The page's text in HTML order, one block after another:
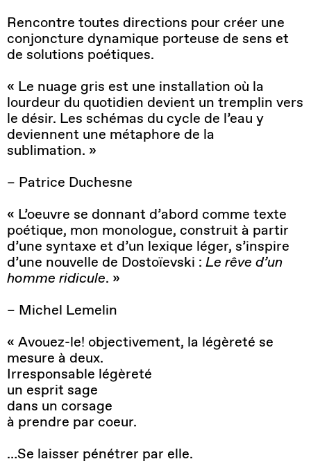
Rencontre toutes directions pour créer une
conjoncture dynamique porteuse de sens et
de solutions poétiques.
« Le nuage gris est une installation où la
lourdeur du quotidien devient un tremplin vers
le désir. Les schémas du cycle de l’eau y
deviennent une métaphore de la
sublimation. »
– Patrice Duchesne
« L’oeuvre se donnant d’abord comme texte
poétique, mon monologue, construit à partir
d’une syntaxe et d’un lexique léger, s’inspire
d’une nouvelle de Dostoïevski : Le rêve d’un
homme ridicule. »
– Michel Lemelin
« Avouez-le! objectivement, la légèreté se
mesure à deux.
Irresponsable légèreté
un esprit sage
dans un corsage
à prendre par coeur.
…Se laisser pénétrer par elle.